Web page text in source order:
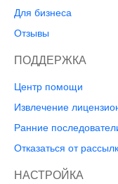
Для бизнеса
Отзывы
ПОДДЕРЖКА
Центр помощи
Извлечение
Ранние
Отказаться от
НАСТРОЙКА